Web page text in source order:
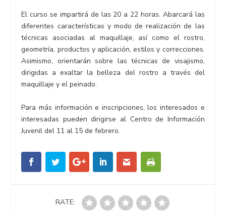
El curso se impartirá de las 20 a 22 horas. Abarcará las
diferentes características y modo de realización de las
técnicas asociadas al maquillaje, así como el rostro,
geometría, productos y aplicación, estilos y correcciones.
Asimismo, orientarán sobre las técnicas de visajismo,
dirigidas a exaltar la belleza del rostro a través del
maquillaje y el peinado.
Para más información e inscripciones, los interesados e
interesadas pueden dirigirse al Centro de Información
Juvenil del 11 al 15 de febrero.
RATE: